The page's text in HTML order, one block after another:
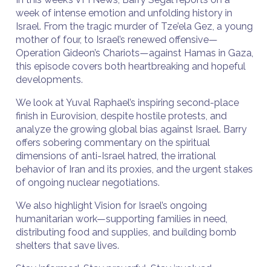
week of intense emotion and unfolding history in
Israel. From the tragic murder of Tze’ela Gez, a young
mother of four, to Israel’s renewed offensive—
Operation Gideon’s Chariots—against Hamas in Gaza,
this episode covers both heartbreaking and hopeful
developments.
We look at Yuval Raphael’s inspiring second-place
finish in Eurovision, despite hostile protests, and
analyze the growing global bias against Israel. Barry
offers sobering commentary on the spiritual
dimensions of anti-Israel hatred, the irrational
behavior of Iran and its proxies, and the urgent stakes
of ongoing nuclear negotiations.
We also highlight Vision for Israel’s ongoing
humanitarian work—supporting families in need,
distributing food and supplies, and building bomb
shelters that save lives.